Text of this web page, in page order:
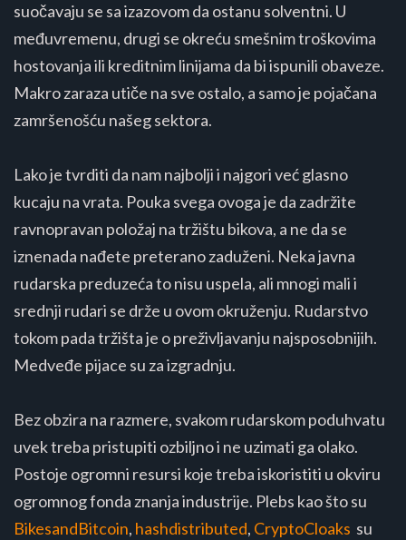
suočavaju se sa izazovom da ostanu solventni. U
međuvremenu, drugi se okreću smešnim troškovima
hostovanja ili kreditnim linijama da bi ispunili obaveze.
Makro zaraza utiče na sve ostalo, a samo je pojačana
zamršenošću našeg sektora.
Lako je tvrditi da nam najbolji i najgori već glasno
kucaju na vrata. Pouka svega ovoga je da zadržite
ravnopravan položaj na tržištu bikova, a ne da se
iznenada nađete preterano zaduženi. Neka javna
rudarska preduzeća to nisu uspela, ali mnogi mali i
srednji rudari se drže u ovom okruženju. Rudarstvo
tokom pada tržišta je o preživljavanju najsposobnijih.
Medveđe pijace su za izgradnju.
Bez obzira na razmere, svakom rudarskom poduhvatu
uvek treba pristupiti ozbiljno i ne uzimati ga olako.
Postoje ogromni resursi koje treba iskoristiti u okviru
ogromnog fonda znanja industrije. Plebs kao što su
BikesandBitcoin, hashdistributed, CryptoCloaks su